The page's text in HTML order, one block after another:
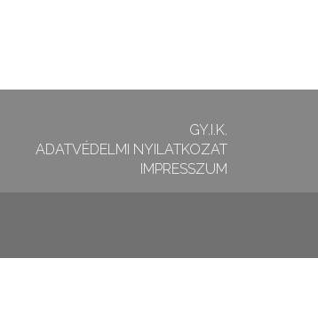
GY.I.K.
ADATVÉDELMI NYILATKOZAT
IMPRESSZUM